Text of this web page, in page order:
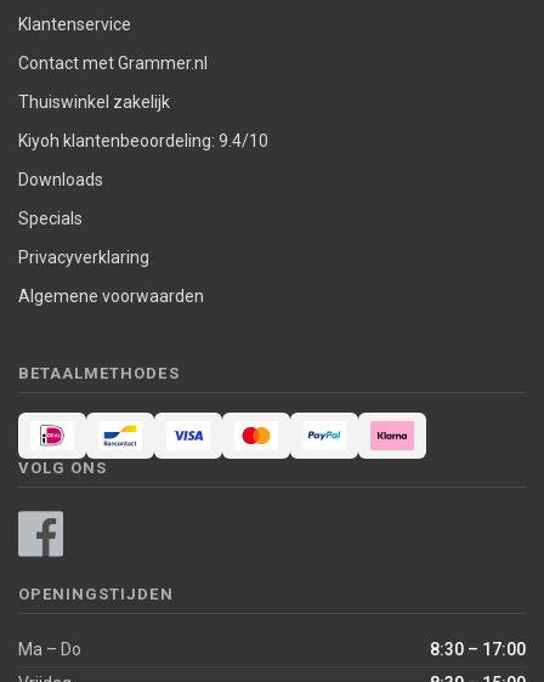
Klantenservice
Contact met Grammer.nl
Thuiswinkel zakelijk
Kiyoh klantenbeoordeling: 9.4/10
Downloads
Specials
Privacyverklaring
Algemene voorwaarden
BETAALMETHODES
VOLG ONS
OPENINGSTIJDEN
Ma – Do
8:30 – 17:00